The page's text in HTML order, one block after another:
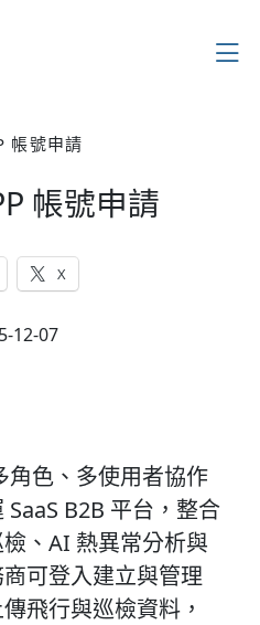
帳號申請
帳號申請
X
12-07
角色、多使用者協作
B2B 平台，整合
、AI 熱異常分析與
可登入建立與管理
飛行與巡檢資料，